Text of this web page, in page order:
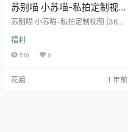
苏别喵 小苏喵-私拍定制视图
[36P/1V/1.58G]
苏别喵 小苏喵-私拍定制视图 [36P/
福利
510 0
花姐 1 年前